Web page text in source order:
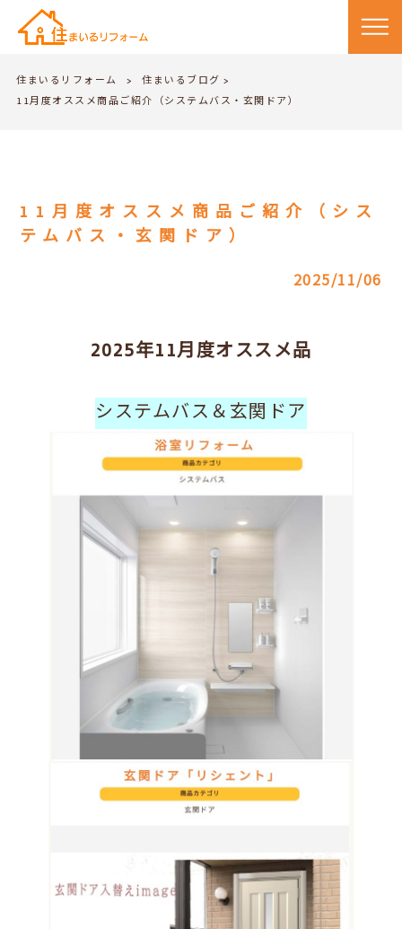
住まいるリフォーム > 住まいるブログ >
11月度オススメ商品ご紹介（システムバス・玄関ドア）
11月度オススメ商品ご紹介（シス
テムバス・玄関ドア）
2025/11/06
2025年11月度オススメ品
システムバス＆玄関ドア